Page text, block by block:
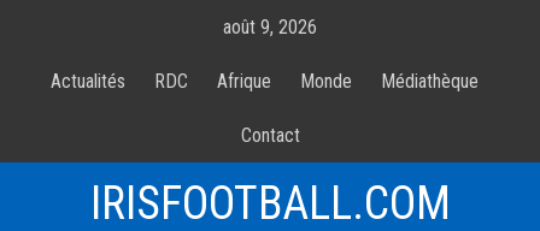
contenur
août 9, 2026
Actualités RDC Afrique Monde Médiathèque
Contact
IRISFOOTBALL.COM